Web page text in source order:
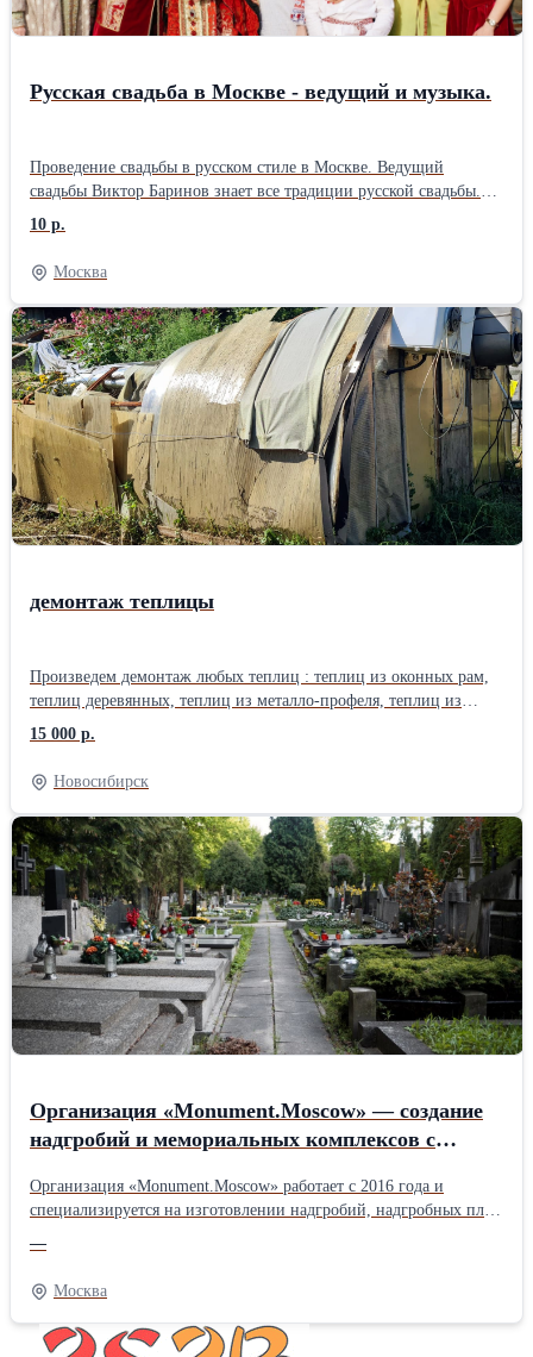
Русская свадьба в Москве - ведущий и музыка.
Проведение свадьбы в русском стиле в Москве. Ведущий
свадьбы Виктор Баринов знает все традиции русской свадьбы.
Красочные,запоминающиеся обряды, русские игры и забавы,
приметы, толкование таинства венчания в русском языке,
зажигательные русские танцы, мастер классы и музыкальные
номера. Программа рассчитана на людей любого возраста от
мала до велика. Всем будет весело.
10 р.
Москва
демонтаж теплицы
Произведем демонтаж любых теплиц : теплиц из оконных рам,
теплиц деревянных, теплиц из металло-профеля, теплиц из
поликарбоната.Демонтаж производим с вывозом на полигоны
или без вывоза. Стоимость от 15000 рублей. Предоставляет
транспорт и грузчики. По всем вопросам обращаться по
телефону.
15 000 р.
Новосибирск
Организация «Monument.Moscow» — создание
надгробий и мемориальных комплексов с
Организация «Monument.Moscow» работает с 2016 года и
специализируется на изготовлении надгробий, надгробных плит
создание изделий из натурального гранита и мрамора,
качественный монтаж и комплексное благоустройство
захоронений. Компания успешно реализовала больше 500
проектов, предоставляет свыше 30 видов камня и обеспечивает
100% точное соблюдение сроков . Приоритетная особенность —
—
Москва